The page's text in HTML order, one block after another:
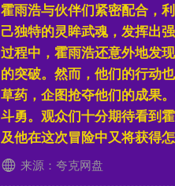
霍雨浩与伙伴们紧密配合，
己独特的灵眸武魂，发挥出
过程中，霍雨浩还意外地发
的突破。然而，他们的行动
草药，企图抢夺他们的成果
斗勇。观众们十分期待看到
及他在这次冒险中又将获得
来源：夸克网盘